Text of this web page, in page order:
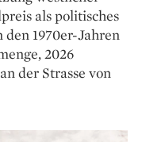
als politisches
1970er-Jahren
2026
der Strasse von